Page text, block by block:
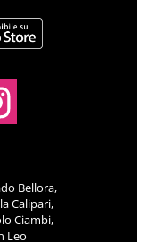
Bellora,
Calipari,
Ciambi,
Leo